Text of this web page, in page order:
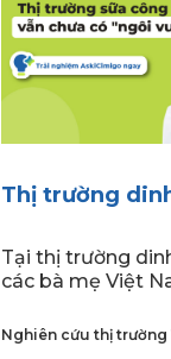
Thị trường
Tại thị trường
các bà mẹ Việt
Nghiên cứu thị trường